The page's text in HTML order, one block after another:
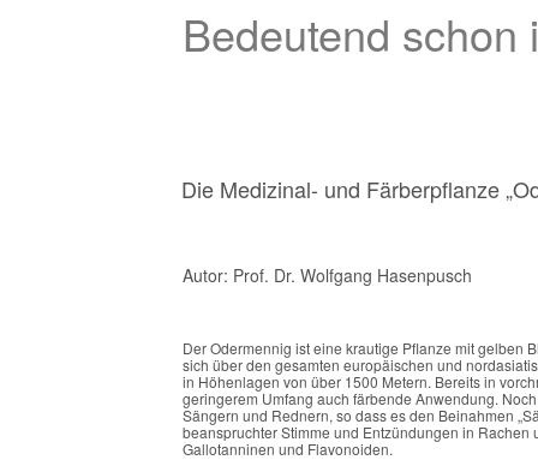
Die Medizinal- und Färberpflanze
Autor: Prof. Dr. Wolfgang Hasenpusch
Der Odermennig ist eine krautige Pflanze mit gelben
sich über den gesamten europäischen und
in Höhenlagen von über 1500 Metern. Bereits in
geringerem Umfang auch färbende Anwendung.
Sängern und Rednern, so dass es den Beinahmen
beanspruchter Stimme und Entzündungen in
Gallotanninen und Flavonoiden.
Bedeutend